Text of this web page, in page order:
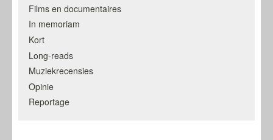
Films en documentaires
In memoriam
Kort
Long-reads
Muziekrecensies
Opinie
Reportage